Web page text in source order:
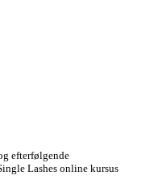
efterfølgende
Lashes online kursus